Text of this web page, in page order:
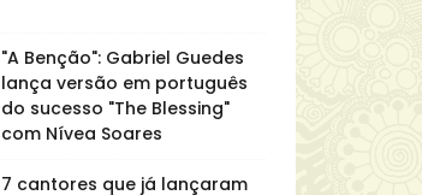
"A Benção": Gabriel Guedes
lança versão em português
do sucesso "The Blessing"
com Nívea Soares
7 cantores que já lançaram